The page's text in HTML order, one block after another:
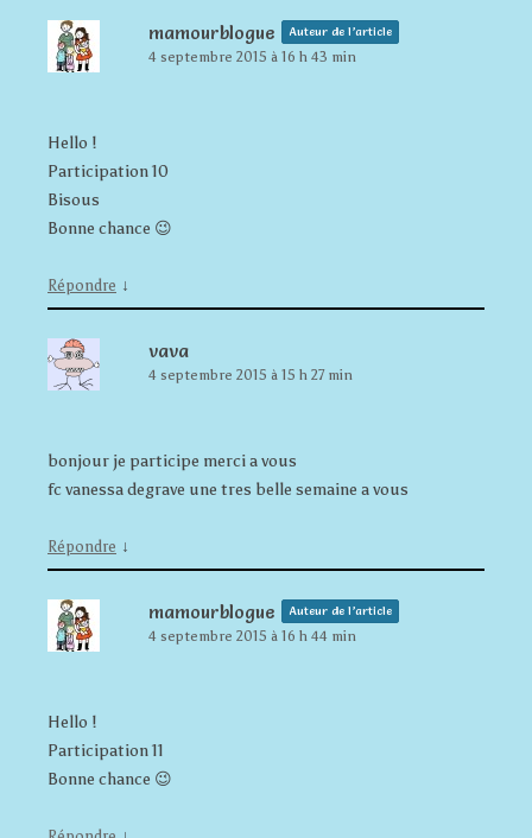
mamourblogue Auteur de l’article
4 septembre 2015 à 16 h 43 min
Hello !
Participation 10
Bisous
Bonne chance 😉
Répondre ↓
vava
4 septembre 2015 à 15 h 27 min
bonjour je participe merci a vous
fc vanessa degrave une tres belle semaine a vous
Répondre ↓
mamourblogue Auteur de l’article
4 septembre 2015 à 16 h 44 min
Hello !
Participation 11
Bonne chance 😉